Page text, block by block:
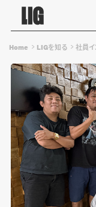
Home LIGを知る 社員イ